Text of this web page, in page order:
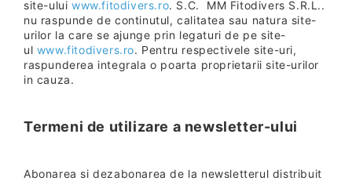
site-ului www.fitodivers.ro. S.C. MM Fitodivers S.R.L..
nu raspunde de continutul, calitatea sau natura site-
urilor la care se ajunge prin legaturi de pe site-
ul www.fitodivers.ro. Pentru respectivele site-uri,
raspunderea integrala o poarta proprietarii site-urilor
in cauza.
Termeni de utilizare a newsletter-ului
Abonarea si dezabonarea de la newsletterul distribuit